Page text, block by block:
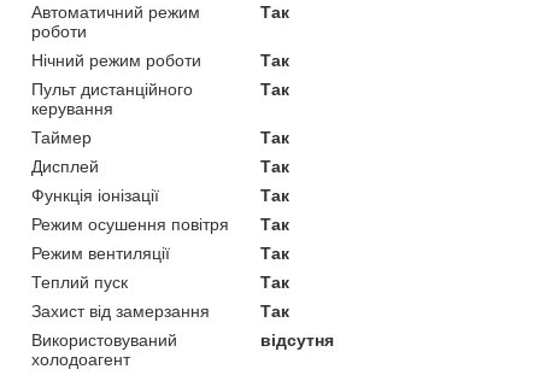
Автоматичний режим
роботи
Так
Нічний режим роботи
Так
Пульт дистанційного
керування
Так
Таймер
Так
Дисплей
Так
Функція іонізації
Так
Режим осушення повітря
Так
Режим вентиляції
Так
Теплий пуск
Так
Захист від замерзання
Так
Використовуваний
холодоагент
відсутня